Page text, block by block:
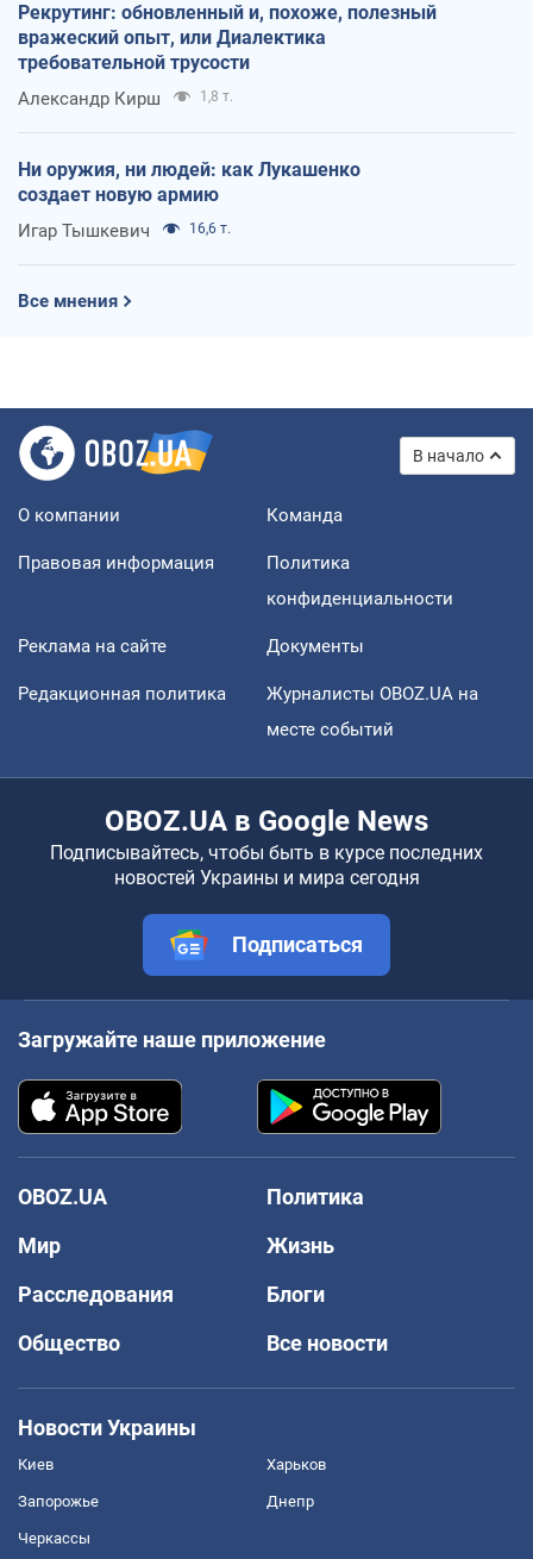
Рекрутинг: обновленный и, похоже, полезный
вражеский опыт, или Диалектика
требовательной трусости
Александр Кирш 1,8 т.
Ни оружия, ни людей: как Лукашенко
создает новую армию
Игар Тышкевич 16,6 т.
Все мнения
В начало
О компании Команда
Правовая информация
Политика
конфиденциальности
Реклама на сайте Документы
Редакционная политика
Журналисты OBOZ.UA на
месте событий
OBOZ.UA в Google News
Подписывайтесь, чтобы быть в курсе последних
новостей Украины и мира сегодня
Подписаться
Загружайте наше приложение
OBOZ.UA
Политика
Мир
Жизнь
Расследования
Блоги
Общество
Все новости
Новости Украины
Киев Харьков
Запорожье Днепр
Черкассы